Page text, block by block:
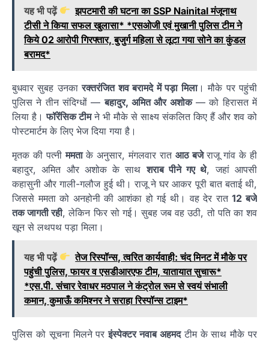
यह भी पढ़ें
झपटमारी की घटना का SSP Nainital मंजूनाथ
टीसी ने किया सफल खुलासा* *एसओजी एवं मुखानी पुलिस टीम ने
किये 02 आरोपी गिरफ्तार, बुजुर्ग महिला से लूटा गया सोने का कुंडल
बरामद*
बुधवार सुबह उनकारक्तरंजित शव बरामदे में पड़ा मिला। मौके पर पहुंची
पुलिस ने तीन संदिग्धों —बहादुर, अमित और अशोक— को हिरासत में
लिया है।फॉरेंसिक टीमने भी मौके से साक्ष्य संकलित किए हैं और शव को
पोस्टमार्टम के लिए भेज दिया गया है।
मृतक की पत्नीममताके अनुसार, मंगलवार रात आठ बजेराजू गांव के ही
बहादुर, अमित और अशोक के साथशराब पीने गए थे, जहां आपसी
कहासुनी और गाली-गलौज हुई थी। राजू ने घर आकर पूरी बात बताई थी,
जिससे ममता को अनहोनी की आशंका हो गई थी। वह देर रात12 बजे
तक जागती रही, लेकिन फिर सो गई। सुबह जब वह उठी, तो पति का शव
खून से लथपथ पड़ा मिला।
यह भी पढ़ें
तेज रिस्पॉन्स, त्वरित कार्यवाही: चंद मिनट में मौके पर
पहुंची पुलिस, फायर व एसडीआरएफ टीम, यातायात सुचारू*
*एस.पी. संचार रेवाधर मठपाल ने कंट्रोल रूम से स्वयं संभाली
कमान, कुमाऊँ कमिश्नर ने सराहा रिस्पॉन्स टाइम*
पुलिस को सूचना मिलने परइंस्पेक्टर नवाब अहमदटीम के साथ मौके पर